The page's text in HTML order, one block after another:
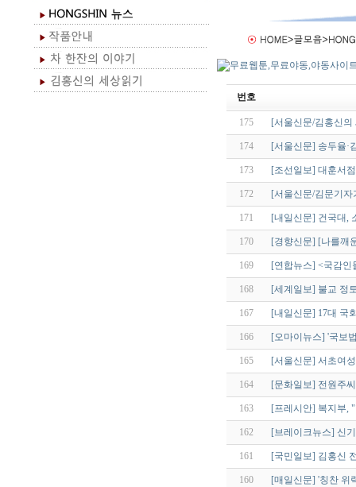
번호
175 [서울신문/김홍신
174 [서울신문] 송두율·
173 [조선일보] 대훈서
172 [서울신문/김문기
171 [내일신문] 건국대,
170 [경향신문] [나를깨
169 [연합뉴스] <국감인
168 [세계일보] 불교 정
167 [내일신문] 17대 국
166 [오마이뉴스] '국보
165 [서울신문] 서초여
164 [문화일보] 전원주
163 [프레시안] 복지부,
162 [브레이크뉴스] 신
161 [국민일보] 김홍신
160 [매일신문] '칭찬 위